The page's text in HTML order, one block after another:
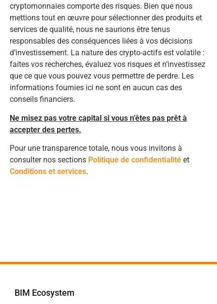
cryptomonnaies comporte des risques. Bien que nous
mettions tout en œuvre pour sélectionner des produits et
services de qualité, nous ne saurions être tenus
responsables des conséquences liées à vos décisions
d’investissement. La nature des crypto-actifs est volatile :
faites vos recherches, évaluez vos risques et n’investissez
que ce que vous pouvez vous permettre de perdre. Les
informations fournies ici ne sont en aucun cas des
conseils financiers.
Ne misez pas votre capital si vous n’êtes pas prêt à
accepter des pertes.
Pour une transparence totale, nous vous invitons à
consulter nos sections Politique de confidentialité et
Conditions et services.
BIM Ecosystem